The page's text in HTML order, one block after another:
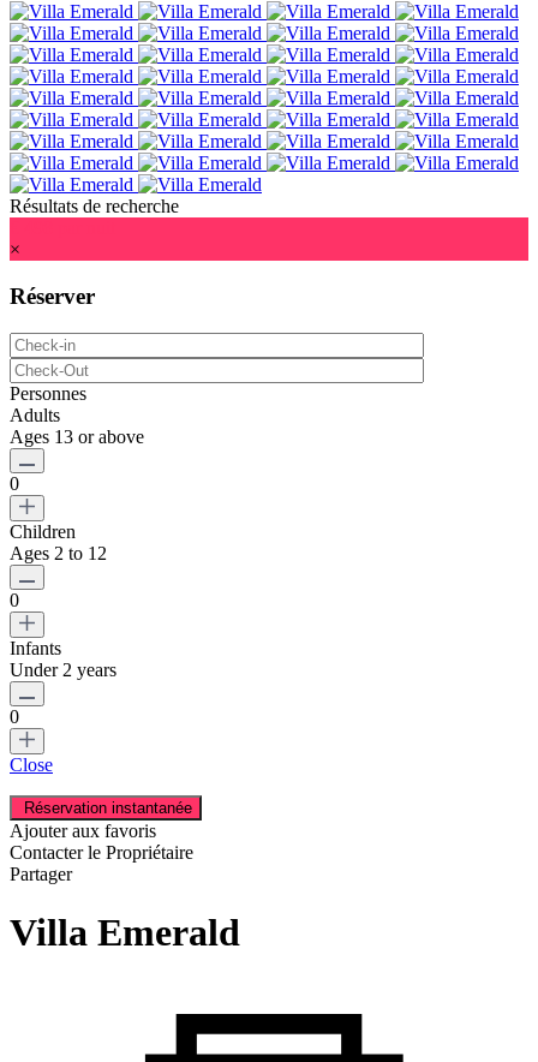
Résultats de recherche
×
Réserver
Personnes
Adults
Ages 13 or above
0
Children
Ages 2 to 12
0
Infants
Under 2 years
0
Close
Ajouter aux favoris
Contacter le Propriétaire
Partager
Villa Emerald